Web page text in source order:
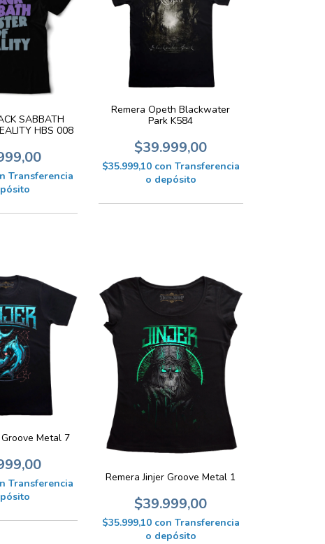
SABBATH
HBS 008
Transferencia
Remera Opeth Blackwater
Park K584
$39.999,00
$35.999,10 con Transferencia
o depósito
Metal 7
Transferencia
Remera Jinjer Groove Metal 1
$39.999,00
$35.999,10 con Transferencia
o depósito